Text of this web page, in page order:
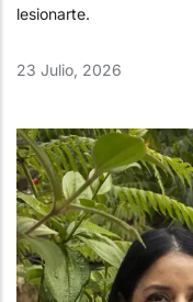
lesionarte.
23 Julio, 2026